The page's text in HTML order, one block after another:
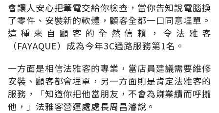
會讓人安心把筆電交給你檢查，當你告知說電腦換
了零件、安裝新的軟體，顧客全都一口同意埋單。
這種來自顧客的全然信賴，令法雅客
（FAYAQUE）成為今年3C通路服務第1名。
一方面是相信法雅客的專業，當店員建議需要維修
安裝、顧客都會埋單，另一方面則是肯定法雅客的
服務，「知道你把他當朋友，不會為賺業績而呼攏
他，」法雅客營運處處長周昌濬說。